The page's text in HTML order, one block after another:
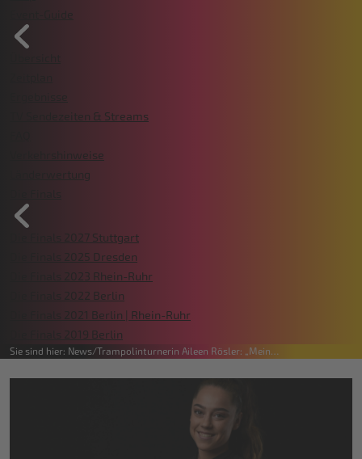
TV Sendezeiten & Streams
Verkehrshinweise
Länderwertung
Die Finals 2027 Stuttgart
Die Finals 2025 Dresden
Die Finals 2023 Rhein-Ruhr
Die Finals 2022 Berlin
Die Finals 2021 Berlin | Rhein-Ruhr
Die Finals 2019 Berlin
Sie sind hier: News Trampolinturnerin Aileen Rösler: „Mein…